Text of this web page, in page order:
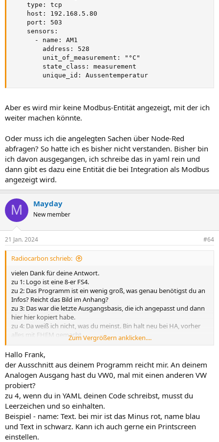
    type: tcp
    host: 192.168.5.80
    port: 503
    sensors:
      - name: AM1
        address: 528
        unit_of_measurement: "°C"
        state_class: measurement
        unique_id: Aussentemperatur
Aber es wird mir keine Modbus-Entität angezeigt, mit der ich
weiter machen könnte.
Oder muss ich die angelegten Sachen über Node-Red
abfragen? So hatte ich es bisher nicht verstanden. Bisher bin
ich davon ausgegangen, ich schreibe das in yaml rein und
dann gibt es dazu eine Entität die bei Integration als Modbus
angezeigt wird.
M Mayday
New member
21 Jan. 2024 #64
Radiocarbon schrieb:
vielen Dank für deine Antwort.
zu 1: Logo ist eine 8-er FS4.
zu 2: Das Programm ist ein wenig groß, was genau benötigst du an
Infos? Reicht das Bild im Anhang?
zu 3: Das war die letzte Ausgangsbasis, die ich angepasst und dann
hier hier kopiert habe.
zu 4: Da weiß ich nicht, was du meinst. Bin halt neu bei HA, vorher
alles mit FHEM gemacht.
zu 5: Port frei schalten? Bei der Logo? Ja. Bis das geklappt hat, hat es
einige Anläufe gebraucht. Der Teufel steckt im Detail.
So, nun hoffe ich weiter.
Zum Vergrößern anklicken....
Hallo Frank,
der Ausschnitt aus deinem Programm reicht mir. An deinem
Analogen Ausgang hast du VW0, mal mit einen anderen VW
probiert?
zu 4, wenn du in YAML deinen Code schreibst, musst du
Leerzeichen und so einhalten.
Beispiel - name: Text. bei mir ist das Minus rot, name blau
und Text in schwarz. Kann ich auch gerne ein Printscreen
einstellen.